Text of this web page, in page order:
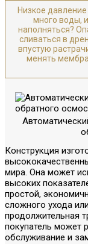
Низкое
много воды,
наполняться?
сливаться в
впустую
менять
Конструкция
мира. Она может
высоких
простой,
сложного ухода
продолжительная
покупатель может
обслуживание и